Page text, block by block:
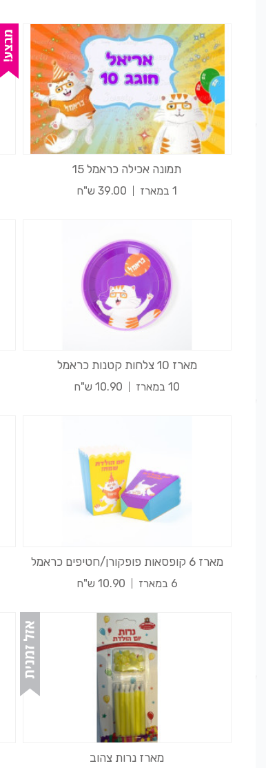
תמונה אכילה כראמל 15
1 במארז 39.00 ש"ח
מארז 10 צלחות קטנות כראמל
10 במארז 10.90 ש"ח
מארז 6 קופסאות פופקורן/חטיפים כראמל
6 במארז 10.90 ש"ח
מארז נרות צהוב